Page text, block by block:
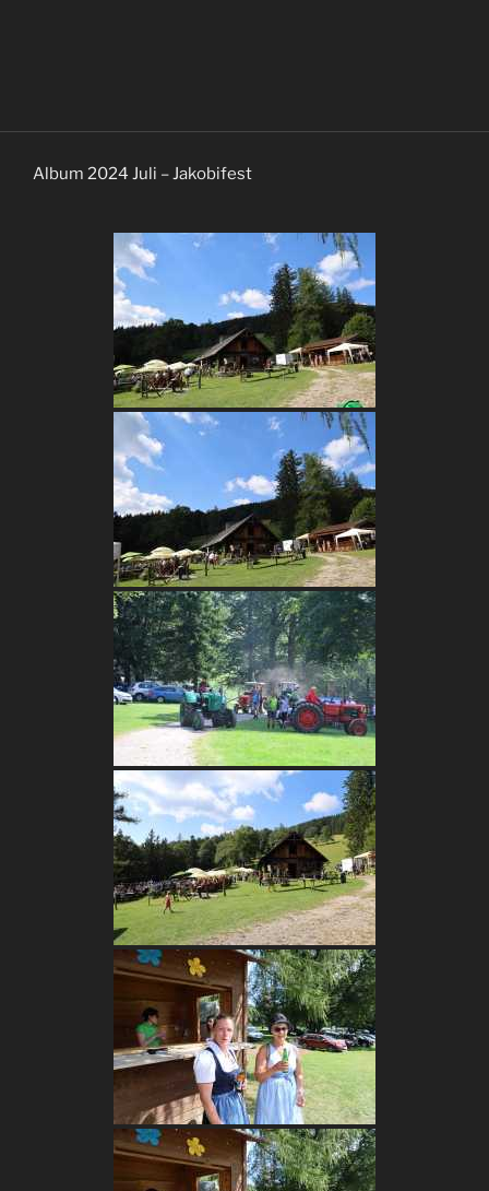
Album 2024 Juli – Jakobifest